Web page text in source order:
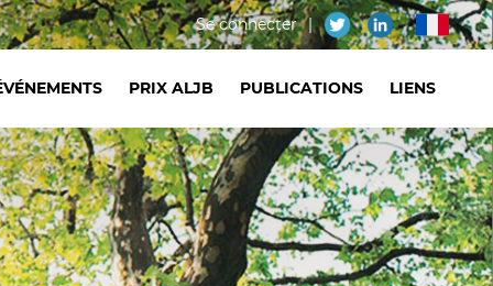
Menu
du
de
l'utilisateur
Se connecter
PRIX ALJB PUBLICATIONS LIENS